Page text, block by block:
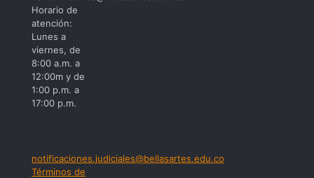
Horario de
atención:
Lunes a
viernes, de
8:00 a.m. a
12:00m y de
1:00 p.m. a
17:00 p.m.
notificaciones.judiciales@bellasartes.edu.co
Términos de